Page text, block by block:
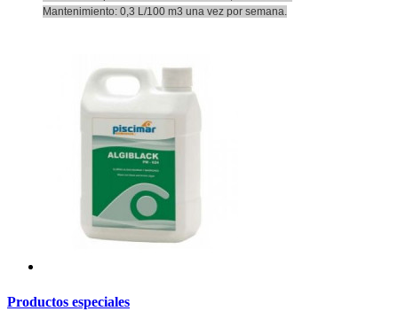
Mantenimiento: 0,3 L/100 m3 una vez por semana.
Productos especiales